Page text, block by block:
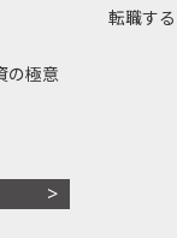
の極意
転職す